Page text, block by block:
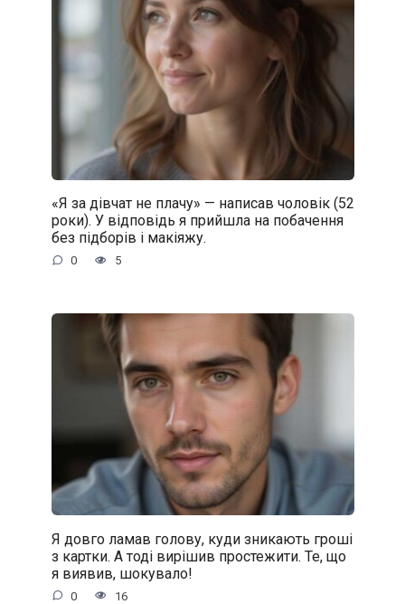
«Я за дівчат не плачу» — написав чоловік (52
роки). У відповідь я прийшла на побачення
без підборів і макіяжу.
0 5
Я довго ламав голову, куди зникають гроші
з картки. А тоді вирішив простежити. Те, що
я виявив, шокувало!
0 16